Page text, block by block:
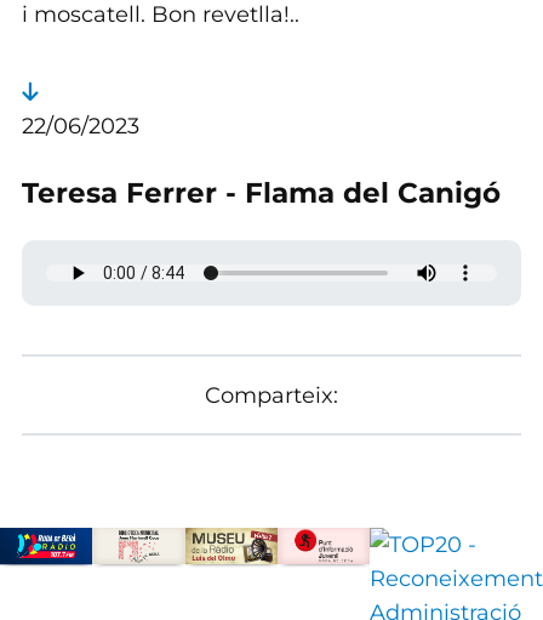
i moscatell. Bon revetlla!..
22/06/2023
Teresa Ferrer - Flama del Canigó
Comparteix: